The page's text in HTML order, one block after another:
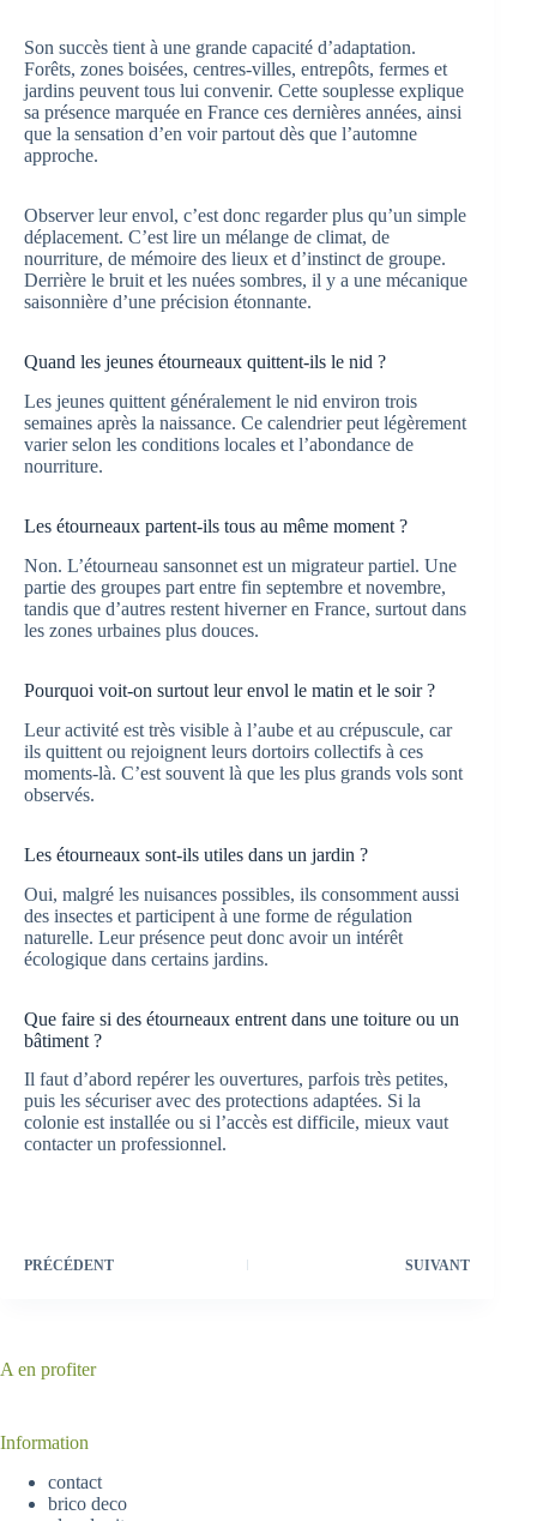
Son succès tient à une grande capacité d’adaptation.
Forêts, zones boisées, centres-villes, entrepôts, fermes et
jardins peuvent tous lui convenir. Cette souplesse explique
sa présence marquée en France ces dernières années, ainsi
que la sensation d’en voir partout dès que l’automne
approche.
Observer leur envol, c’est donc regarder plus qu’un simple
déplacement. C’est lire un mélange de climat, de
nourriture, de mémoire des lieux et d’instinct de groupe.
Derrière le bruit et les nuées sombres, il y a une mécanique
saisonnière d’une précision étonnante.
Quand les jeunes étourneaux quittent-ils le nid ?
Les jeunes quittent généralement le nid environ trois
semaines après la naissance. Ce calendrier peut légèrement
varier selon les conditions locales et l’abondance de
nourriture.
Les étourneaux partent-ils tous au même moment ?
Non. L’étourneau sansonnet est un migrateur partiel. Une
partie des groupes part entre fin septembre et novembre,
tandis que d’autres restent hiverner en France, surtout dans
les zones urbaines plus douces.
Pourquoi voit-on surtout leur envol le matin et le soir ?
Leur activité est très visible à l’aube et au crépuscule, car
ils quittent ou rejoignent leurs dortoirs collectifs à ces
moments-là. C’est souvent là que les plus grands vols sont
observés.
Les étourneaux sont-ils utiles dans un jardin ?
Oui, malgré les nuisances possibles, ils consomment aussi
des insectes et participent à une forme de régulation
naturelle. Leur présence peut donc avoir un intérêt
écologique dans certains jardins.
Que faire si des étourneaux entrent dans une toiture ou un
bâtiment ?
Il faut d’abord repérer les ouvertures, parfois très petites,
puis les sécuriser avec des protections adaptées. Si la
colonie est installée ou si l’accès est difficile, mieux vaut
contacter un professionnel.
PRÉCÉDENT SUIVANT
A en profiter
Information
contact
brico deco